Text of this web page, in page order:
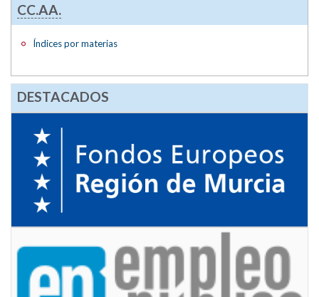
CC.AA.
Índices por materias
DESTACADOS